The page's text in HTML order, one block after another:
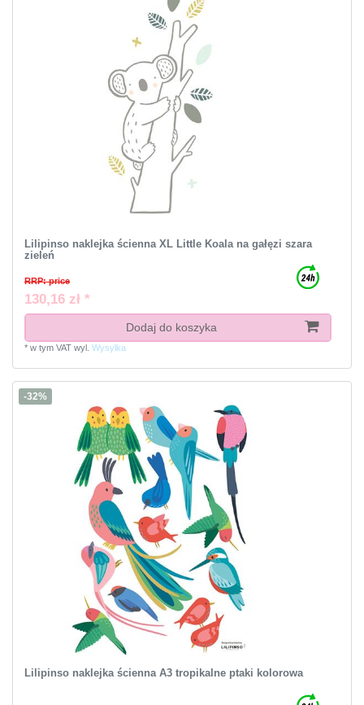
Lilipinso naklejka ścienna XL Little Koala na gałęzi szara
zieleń
RRP: price
130,16 zł *
Dodaj do koszyka
* w tym VATwyl. Wysylka
-32%
Lilipinso naklejka ścienna A3 tropikalne ptaki kolorowa